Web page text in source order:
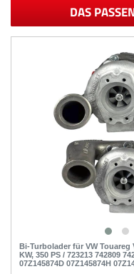
DAS
Bi-Turbolader für VW Touareg
KW, 350 PS / 723213 742809
07Z145874D 07Z145874H